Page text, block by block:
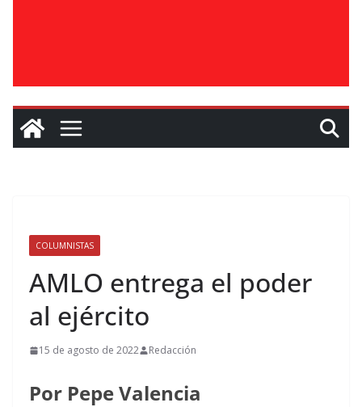
COLUMNISTAS
AMLO entrega el poder
al ejército
15 de agosto de 2022 Redacción
Por Pepe Valencia